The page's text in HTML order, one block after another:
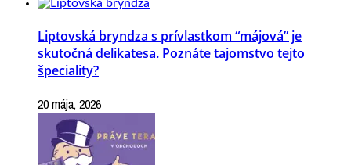
Liptovská bryndza s prívlastkom “májová” je
skutočná delikatesa. Poznáte tajomstvo tejto
špeciality?
20 mája, 2026